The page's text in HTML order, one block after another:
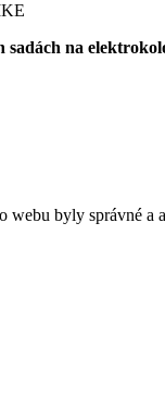
sadách na
webu byly správné